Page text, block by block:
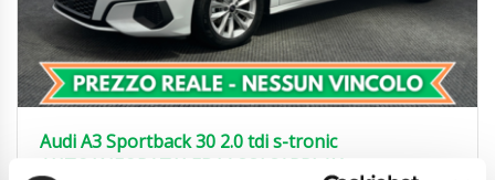
Audi A3 Sportback 30 2.0 tdi s-tronic
AUTO|NEOPAT|LED|ACC|CARPLAY